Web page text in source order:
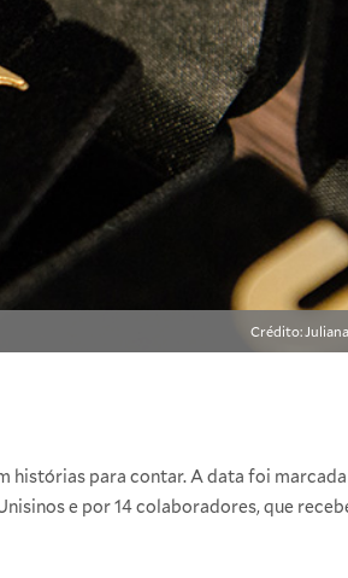
Crédito:
histórias para contar. A data foi
e por 14 colaboradores, que